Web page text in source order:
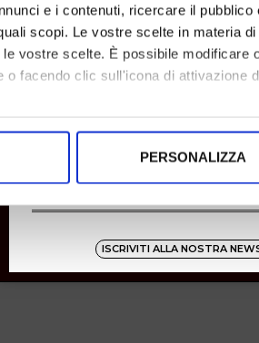
e i contenuti, ricercare il
scopi. Le vostre scelte in materia
vostre scelte. È possibile
o facendo clic sull'icona di attivazione
anche:
scansionandolo attivamente alla
elaborati i tuoi dati personali e imposta
PERSONALIZZA
ISCRIVITI ALLA NOSTRA